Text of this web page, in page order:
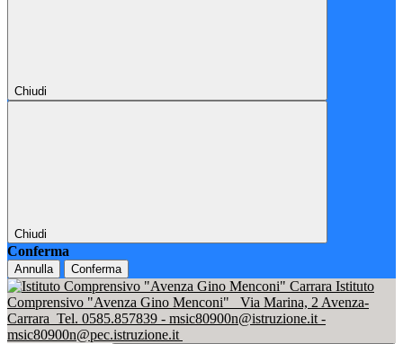
Chiudi
Chiudi
Conferma
Annulla Conferma
Istituto
Comprensivo "Avenza Gino Menconi"
Via Marina, 2 Avenza-
Carrara Tel. 0585.857839 - msic80900n@istruzione.it -
msic80900n@pec.istruzione.it